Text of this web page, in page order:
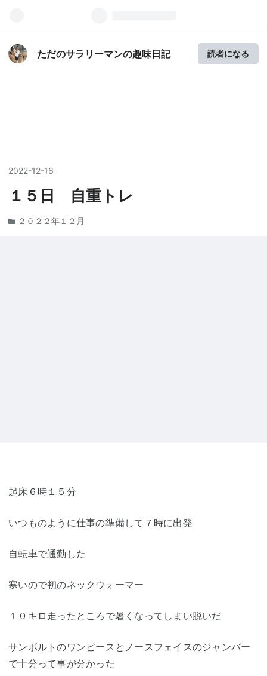
ただのサラリーマンの趣味日記 読者になる
2022-12-16
１５日 自重トレ
２０２２年１２月
起床６時１５分
いつものように仕事の準備して７時に出発
自転車で通勤した
寒いので初のネックウォーマー
１０キロ走ったところで暑くなってしまい脱いだ
サンボルトのワンピースとノースフェイスのジャンバー
で十分って事が分かった